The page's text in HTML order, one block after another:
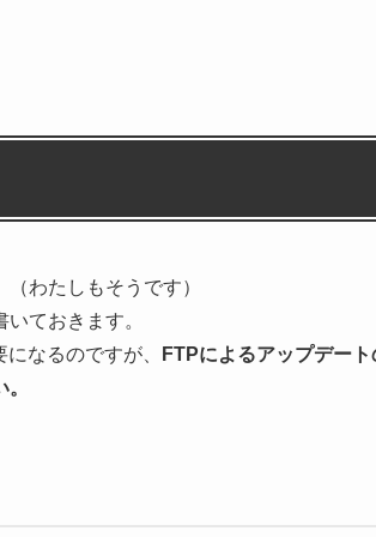
わたしもそうです）
ておきます。
なるのですが、
FTPによるアップデー